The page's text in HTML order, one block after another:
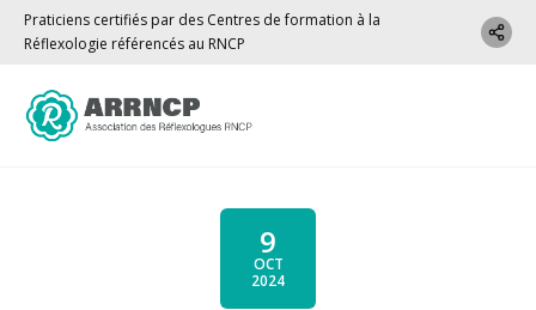
Praticiens certifiés par des Centres de formation à la
Réflexologie référencés au RNCP
9
OCT
2024